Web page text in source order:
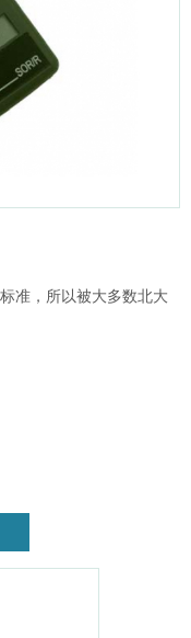
准，所以被大多数北大